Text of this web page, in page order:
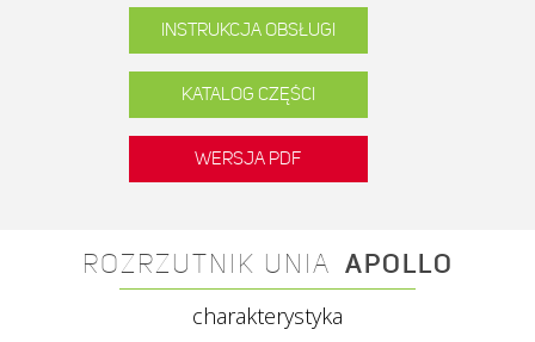
INSTRUKCJA OBSŁUGI
KATALOG CZĘŚCI
WERSJA PDF
ROZRZUTNIK UNIA APOLLO
charakterystyka